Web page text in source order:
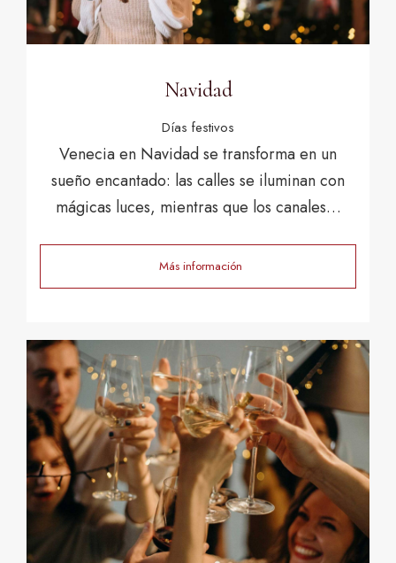
Navidad
Días festivos
Venecia en Navidad se transforma en un
sueño encantado: las calles se iluminan con
mágicas luces, mientras que los canales…
Más información